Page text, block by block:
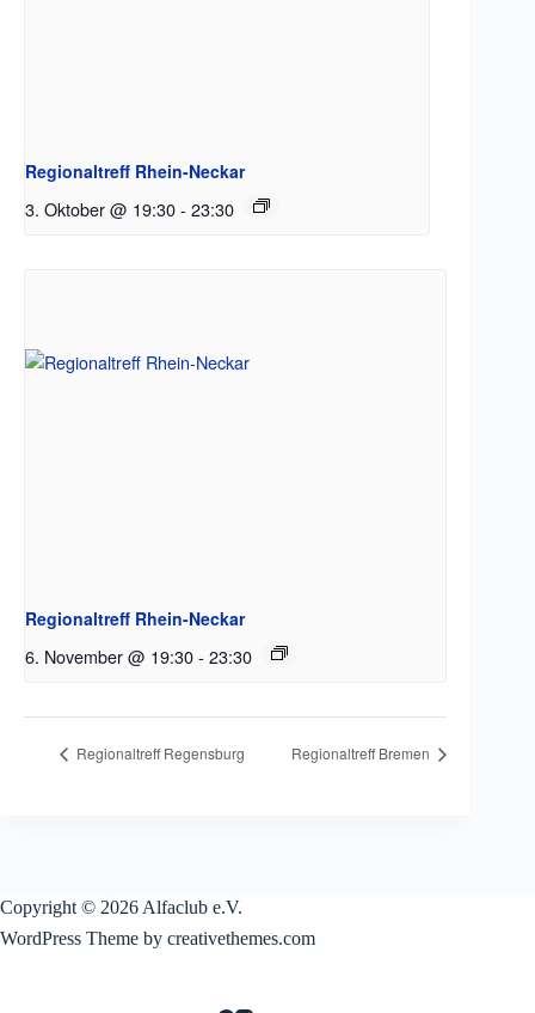
Regionaltreff Rhein-Neckar
3. Oktober @ 19:30- 23:30
Regionaltreff Rhein-Neckar
6. November @ 19:30- 23:30
Regionaltreff Regensburg Regionaltreff Bremen
Copyright © 2026 Alfaclub e.V.
WordPress Theme by creativethemes.com